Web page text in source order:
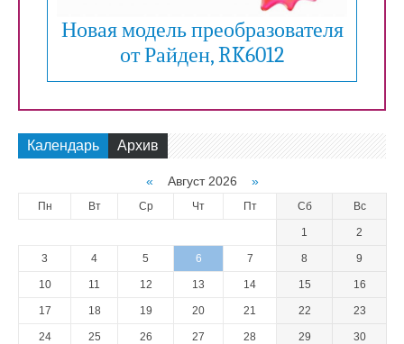
Новая модель преобразователя
от Райден, RK6012
Календарь Архив
« Август 2026 »
Пн Вт Ср Чт Пт Сб Вс
1 2
3 4 5 6 7 8 9
10 11 12 13 14 15 16
17 18 19 20 21 22 23
24 25 26 27 28 29 30